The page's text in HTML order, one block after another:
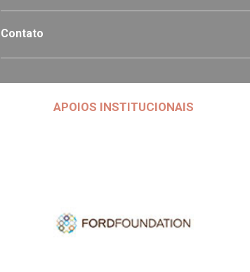
Contato
APOIOS INSTITUCIONAIS